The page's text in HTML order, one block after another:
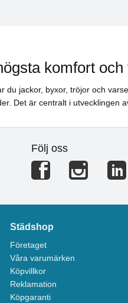
komfort och
du jackor, byxor, tröjor och
Det är centralt i utvecklingen
Följ oss
Städshop
Företaget
Våra varumärken
Köpvillkor
Reklamation
Köpgaranti